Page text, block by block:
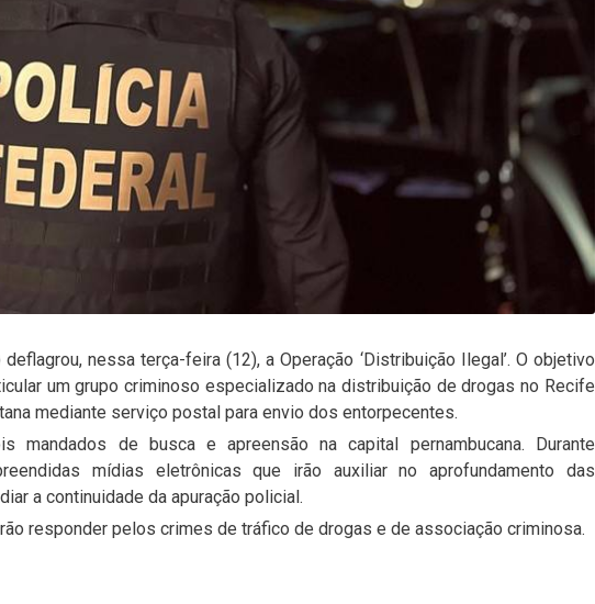
nessa terça-feira (12), a Operação ‘Distribuição Ilegal’. O objetivo
um grupo criminoso especializado na distribuição de drogas no Recife
mediante serviço postal para envio dos entorpecentes.
mandados de busca e apreensão na capital pernambucana. Durante
mídias eletrônicas que irão auxiliar no aprofundamento das
a continuidade da apuração policial.
responder pelos crimes de tráfico de drogas e de associação criminosa.